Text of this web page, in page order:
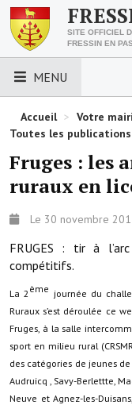
SITE OFFICIEL
FRESSIN EN
MENU
LES ESSENTIELS
Découvrez
Venir à Fressin
Urbanisme
Nous contacter
Les foulées
ACCÈS RAPIDE
Démarches
Accueil > Votre
Toutes les publications
Fruges : les
ruraux en
Le 30 novembre
FRUGES : tir à
compétitifs.
La 2 ème journée du
Ruraux s’est déroulée ce
Fruges, à la salle
sport en milieu rural
des catégories de jeunes
Audruicq , Savy-Berlettte,
Neuve et Agnez-les-